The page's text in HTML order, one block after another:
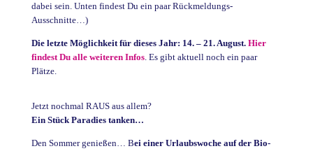
dabei sein. Unten findest Du ein paar Rückmeldungs-
Ausschnitte…)
Die letzte Möglichkeit für dieses Jahr: 14. – 21. August. Hier
findest Du alle weiteren Infos. Es gibt aktuell noch ein paar
Plätze.
Jetzt nochmal RAUS aus allem?
Ein Stück Paradies tanken…
Den Sommer genießen… Bei einer Urlaubswoche auf der Bio-